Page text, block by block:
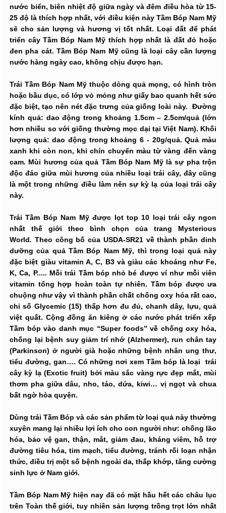
nước biển, biên nhiệt độ giữa ngày và đêm điều hòa từ 15-
25 độ là thích hợp nhất, với điều kiện này Tầm Bóp Nam Mỹ
sẽ cho sản lượng và hương vị tốt nhất. Loại đất để phát
triển cây Tầm Bóp Nam Mỹ thích hợp nhất là đất đỏ hoặc
đen pha cát. Tầm Bóp Nam Mỹ cũng là loại cây cần lượng
nước hàng ngày cao, không chịu được hạn.
Trái Tầm Bóp Nam Mỹ thuộc dòng quả mọng, có hình tròn
hoặc bầu dục, có lớp vỏ mỏng như giấy bao quanh hết sức
đặc biệt, tạo nên nét đặc trưng của giống loài này. Đường
kính quả: dao động trong khoảng 1.5cm – 2.5cm/quả (lớn
hơn nhiều so với giống thường mọc dại tại Việt Nam). Khối
lượng quả: dao động trong khoảng 6 - 20g/quả. Quả màu
xanh khi còn non, khi chín chuyển màu từ vàng đến vàng
cam. Mùi hương của quả Tầm Bóp Nam Mỹ là sự pha trộn
độc đáo giữa mùi hương của nhiều loại trái cây, đây cũng
là một trong những điều làm nên sự kỳ lạ của loại trái cây
này.
Trái Tầm Bóp Nam Mỹ được lọt top 10 loại trái cây ngon
nhất thế giới theo bình chọn của trang Mysterious
World. Theo công bố của USDA-SR21 về thành phần dinh
dưỡng của quả Tầm Bóp Nam Mỹ, thì trong loại quả này
đặc biệt giàu vitamin A, C, B3 và giàu các khoáng như Fe,
K, Ca, P..... Mỗi trái Tầm bóp nhỏ bé được ví như mỗi viên
vitamin tổng hợp hoàn toàn tự nhiên. Tầm bóp được ưa
chuộng như vậy vì thành phần chất chống oxy hóa rất cao,
chỉ số Glycemic (15) thấp hơn đu đủ, chanh dây, lựu, quả
việt quất. Cộng đồng ăn kiêng ở các nước phát triển xếp
Tầm bóp vào danh mục “Super foods” về chống oxy hóa,
chống lại bệnh suy giảm trí nhớ (Alzhermer), run chân tay
(Parkinson) ở người già hoặc những bệnh nhân ung thư,
tiểu đường, gan…. Có những nơi xem Tầm bóp là loại trái
cây kỳ lạ (Exotic fruit) bởi màu sắc vàng rực đẹp mắt, mùi
thơm pha giữa dâu, nho, táo, dứa, kiwi… vị ngọt và chua
bất ngờ hòa quyện.
Dùng trái Tầm Bóp và các sản phẩm từ loại quả này thường
xuyên mang lại nhiều lợi ích cho con người như: chống lão
hóa, bảo vệ gan, thận, mắt, giảm đau, kháng viêm, hỗ trợ
đường tiêu hóa, tim mạch, tiểu đường, tránh rối loạn nhận
thức, điều trị một số bệnh ngoài da, thấp khớp, tăng cường
sinh lực ở Nam giới.
Tầm Bóp Nam Mỹ hiện nay đã có mặt hầu hết các châu lục
trên Toàn thế giới, tuy nhiên sản lượng trồng trọt lớn nhất